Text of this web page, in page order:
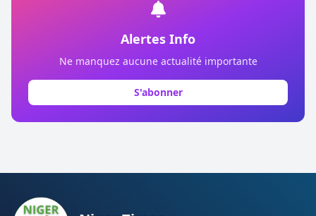
Alertes Info
Ne manquez aucune actualité importante
S'abonner